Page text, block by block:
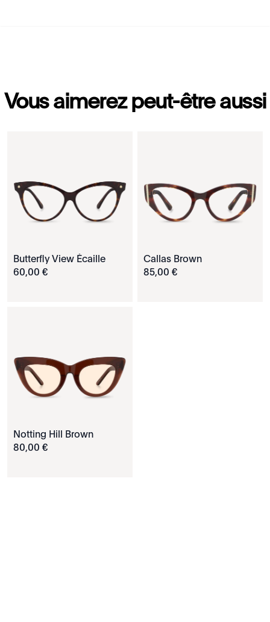
Vous aimerez peut-être aussi
Butterfly View Écaille
60,00 €
Callas Brown
85,00 €
Notting Hill Brown
80,00 €